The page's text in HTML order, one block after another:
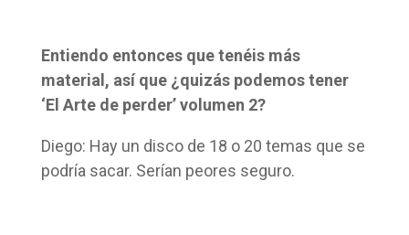
Entiendo entonces que tenéis más
material, así que ¿quizás podemos tener
‘El Arte de perder’ volumen 2?
Diego: Hay un disco de 18 o 20 temas que se
podría sacar. Serían peores seguro.